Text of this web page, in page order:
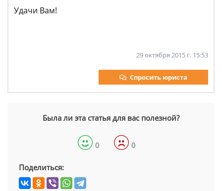
Удачи Вам!
29 октября 2015 г. 15:53
Спросить юриста
Была ли эта статья для вас полезной?
0 0
Поделиться: